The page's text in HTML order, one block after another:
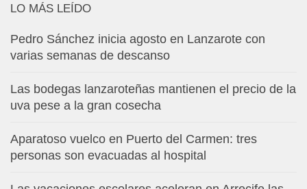
LO MÁS LEÍDO
Pedro Sánchez inicia agosto en Lanzarote con
varias semanas de descanso
Las bodegas lanzaroteñas mantienen el precio de la
uva pese a la gran cosecha
Aparatoso vuelco en Puerto del Carmen: tres
personas son evacuadas al hospital